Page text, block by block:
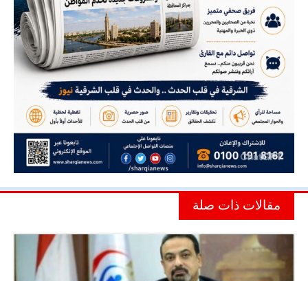
مقالات ذات صلة